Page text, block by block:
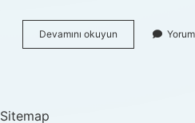
Devamını okuyun
Büyüyünce
Sitemap